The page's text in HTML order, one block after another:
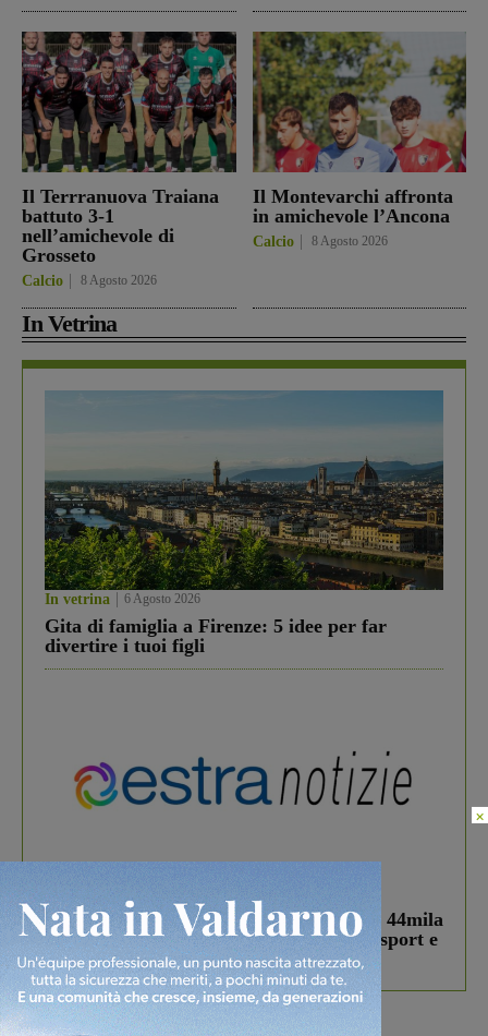
Il Terrranuova Traiana
battuto 3-1
nell’amichevole di
Grosseto
Calcio 8 Agosto 2026
Il Montevarchi affronta
in amichevole l’Ancona
Calcio 8 Agosto 2026
In Vetrina
In vetrina 6 Agosto 2026
Gita di famiglia a Firenze: 5 idee per far
divertire i tuoi figli
In vetrina
Estra Notizie agosto: Smart Cities, oltre 44mila
studenti coinvolti, torna il bando per lo sport e
debutta il podcast Estrair
×